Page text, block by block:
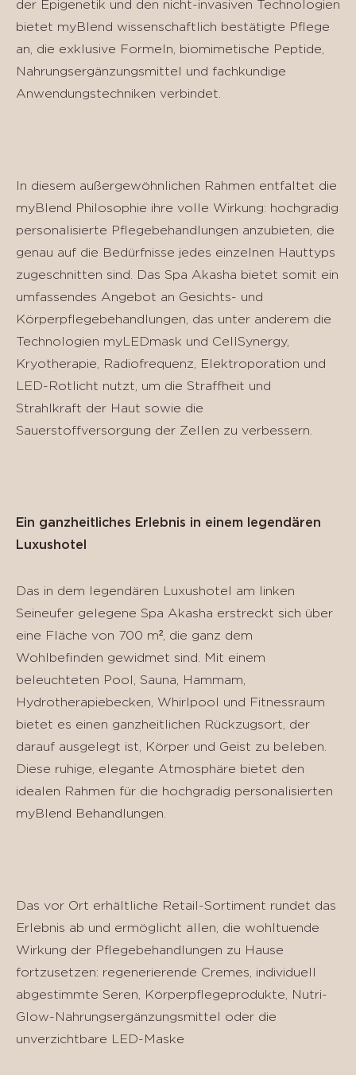
der Epigenetik und den nicht-invasiven Technologien
bietet myBlend wissenschaftlich bestätigte Pflege
an, die exklusive Formeln, biomimetische Peptide,
Nahrungsergänzungsmittel und fachkundige
Anwendungstechniken verbindet.
In diesem außergewöhnlichen Rahmen entfaltet die
myBlend Philosophie ihre volle Wirkung: hochgradig
personalisierte Pflegebehandlungen anzubieten, die
genau auf die Bedürfnisse jedes einzelnen Hauttyps
zugeschnitten sind. Das Spa Akasha bietet somit ein
umfassendes Angebot an Gesichts- und
Körperpflegebehandlungen, das unter anderem die
Technologien myLEDmask und CellSynergy,
Kryotherapie, Radiofrequenz, Elektroporation und
LED-Rotlicht nutzt, um die Straffheit und
Strahlkraft der Haut sowie die
Sauerstoffversorgung der Zellen zu verbessern.
Ein ganzheitliches Erlebnis in einem legendären
Luxushotel
Das in dem legendären Luxushotel am linken
Seineufer gelegene Spa Akasha erstreckt sich über
eine Fläche von 700 m², die ganz dem
Wohlbefinden gewidmet sind. Mit einem
beleuchteten Pool, Sauna, Hammam,
Hydrotherapiebecken, Whirlpool und Fitnessraum
bietet es einen ganzheitlichen Rückzugsort, der
darauf ausgelegt ist, Körper und Geist zu beleben.
Diese ruhige, elegante Atmosphäre bietet den
idealen Rahmen für die hochgradig personalisierten
myBlend Behandlungen.
Das vor Ort erhältliche Retail-Sortiment rundet das
Erlebnis ab und ermöglicht allen, die wohltuende
Wirkung der Pflegebehandlungen zu Hause
fortzusetzen: regenerierende Cremes, individuell
abgestimmte Seren, Körperpflegeprodukte, Nutri-
Glow-Nahrungsergänzungsmittel oder die
unverzichtbare LED-Maske